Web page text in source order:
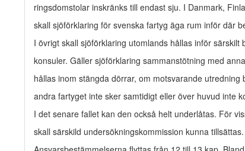
ringsdomstolar inskränks till endast sju. I Danmark,
skall sjöförklaring för svenska fartyg äga rum inför där
I övrigt skall sjöförklaring utomlands hållas inför särskilt
konsuler. Gäller sjöförklaring sammanstötning med
hållas inom stängda dörrar, om motsvarande utredning
andra fartyget inte sker samtidigt eller över huvud inte
I det senare fallet kan den också helt underlåtas. För
skall särskild undersökningskommission kunna tillsättas.